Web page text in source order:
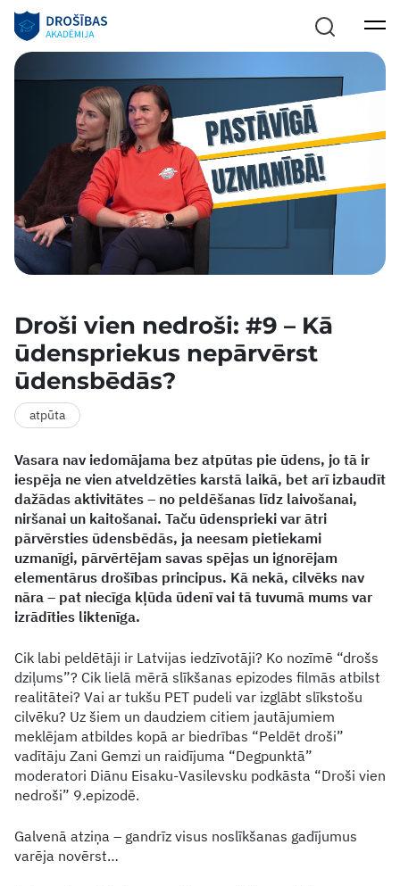
Droši vien nedroši: #9 – Kā
ūdenspriekus nepārvērst
ūdensbēdās?
atpūta
Vasara nav iedomājama bez atpūtas pie ūdens, jo tā ir
iespēja ne vien atveldzēties karstā laikā, bet arī izbaudīt
dažādas aktivitātes – no peldēšanas līdz laivošanai,
niršanai un kaitošanai. Taču ūdensprieki var ātri
pārvērsties ūdensbēdās, ja neesam pietiekami
uzmanīgi, pārvērtējam savas spējas un ignorējam
elementārus drošības principus. Kā nekā, cilvēks nav
nāra – pat niecīga kļūda ūdenī vai tā tuvumā mums var
izrādīties liktenīga.
Cik labi peldētāji ir Latvijas iedzīvotāji? Ko nozīmē “drošs
dziļums”? Cik lielā mērā slīkšanas epizodes filmās atbilst
realitātei? Vai ar tukšu PET pudeli var izglābt slīkstošu
cilvēku? Uz šiem un daudziem citiem jautājumiem
meklējam atbildes kopā ar biedrības “Peldēt droši”
vadītāju Zani Gemzi un raidījuma “Degpunktā”
moderatori Diānu Eisaku-Vasilevsku podkāsta “Droši vien
nedroši” 9.epizodē.
Galvenā atziņa – gandrīz visus noslīkšanas gadījumus
varēja novērst…